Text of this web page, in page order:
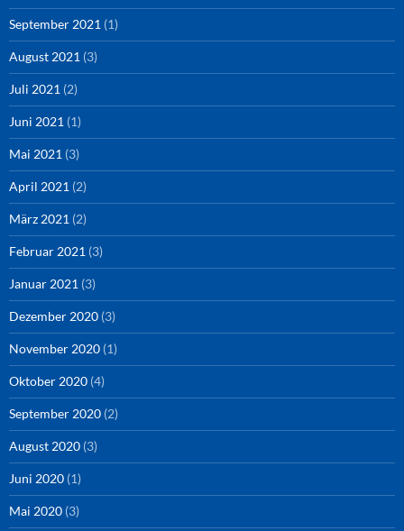
September 2021 (1)
August 2021 (3)
Juli 2021 (2)
Juni 2021 (1)
Mai 2021 (3)
April 2021 (2)
März 2021 (2)
Februar 2021 (3)
Januar 2021 (3)
Dezember 2020 (3)
November 2020 (1)
Oktober 2020 (4)
September 2020 (2)
August 2020 (3)
Juni 2020 (1)
Mai 2020 (3)